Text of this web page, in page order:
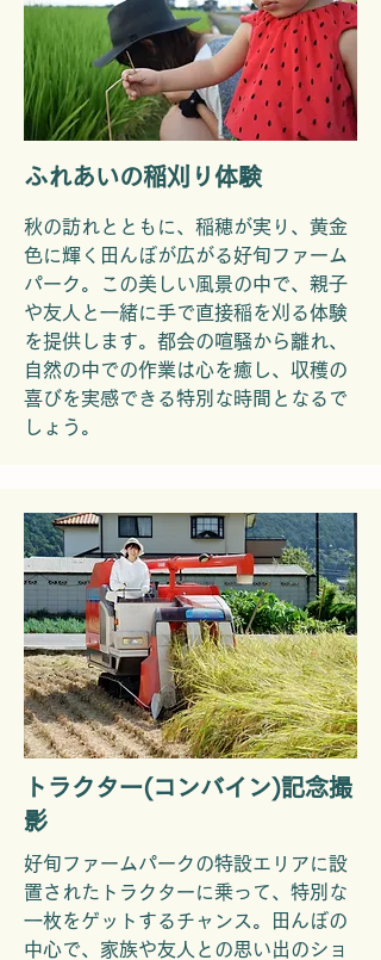
ふれあいの稲刈り体験
秋の訪れとともに、稲穂が実り、黄金
色に輝く田んぼが広がる好旬ファーム
パーク。この美しい風景の中で、親子
や友人と一緒に手で直接稲を刈る体験
を提供します。都会の喧騒から離れ、
自然の中での作業は心を癒し、収穫の
喜びを実感できる特別な時間となるで
しょう。
トラクター(コンバイン)記念撮
影
好旬ファームパークの特設エリアに設
置されたトラクターに乗って、特別な
一枚をゲットするチャンス。田んぼの
中心で、家族や友人との思い出のショ